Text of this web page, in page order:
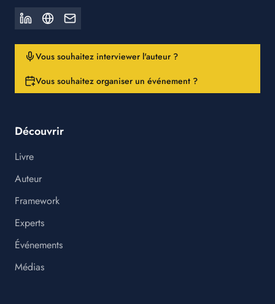
Vous souhaitez interviewer l'auteur ?
Vous souhaitez organiser un événement ?
Découvrir
Livre
Auteur
Framework
Experts
Événements
Médias